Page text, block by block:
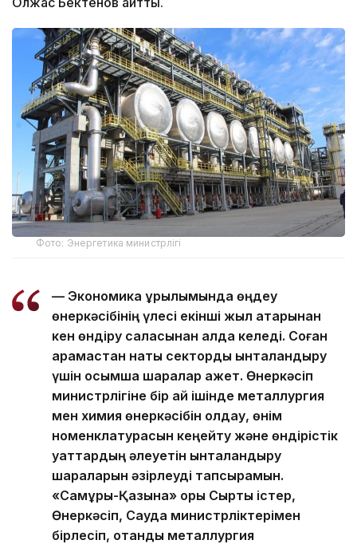
Фото: Энергетика министрлігі
— Экономика құрылымында өңдеу
өнеркәсібінің үлесі екінші жыл қатарынан
кен өндіру саласынан алда келеді. Соған
қарамастан нақты секторды ынталандыру
үшін қосымша шаралар қажет. Өнеркәсіп
министрлігіне бір ай ішінде металлургия
мен химия өнеркәсібін қолдау, өнім
номенклатурасын кеңейту және өндірістік
қуаттардың әлеуетін ынталандыру
шараларын әзірлеуді тапсырамын.
«Самұрық-Қазына» қоры Сыртқы істер,
Өнеркәсіп, Сауда министрліктерімен
бірлесіп, отандық металлургия